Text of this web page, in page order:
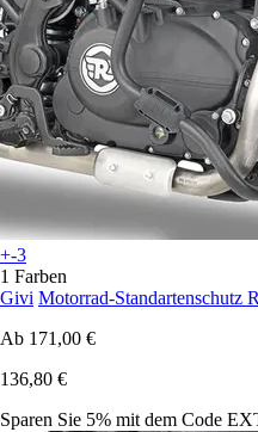
+-3
1 Farben
Givi Motorrad-Standartenschutz
Ab 171,00 €
136,80 €
Sparen Sie 5% mit dem Code